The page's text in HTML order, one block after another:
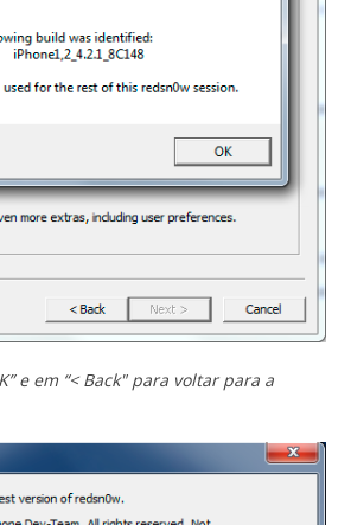
e em “< Back" para voltar para a